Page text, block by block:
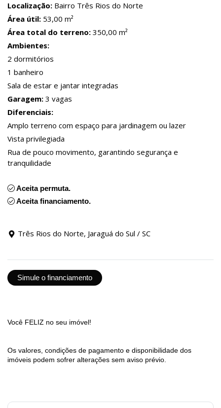
Localização: Bairro Três Rios do Norte
Área útil: 53,00 m²
Área total do terreno: 350,00 m²
Ambientes:
2 dormitórios
1 banheiro
Sala de estar e jantar integradas
Garagem: 3 vagas
Diferenciais:
Amplo terreno com espaço para jardinagem ou lazer
Vista privilegiada
Rua de pouco movimento, garantindo segurança e
tranquilidade
Aceita permuta.
Aceita financiamento.
Três Rios do Norte, Jaraguá do Sul / SC
Simule o financiamento
Você FELIZ no seu imóvel!
Os valores, condições de pagamento e disponibilidade dos
imóveis podem sofrer alterações sem aviso prévio.